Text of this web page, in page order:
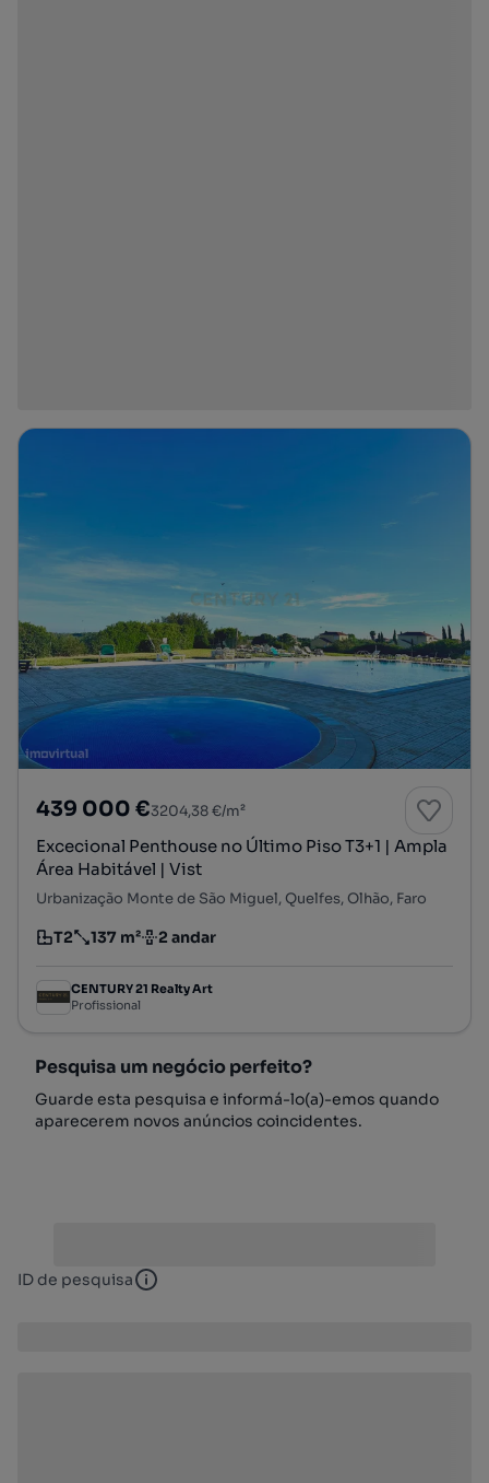
439 000 €3204,38 €/m²
Excecional Penthouse no Último Piso T3+1 | Ampla
Área Habitável | Vist
Urbanização Monte de São Miguel, Quelfes, Olhão, Faro
Tipologia
T2
Preço por metro quadrado
137 m²
Andar 2 andar
CENTURY 21 Realty Art
Profissional
Pesquisa um negócio perfeito?
Guarde esta pesquisa e informá-lo(a)-emos quando
aparecerem novos anúncios coincidentes.
ID de pesquisa ID de pesquisa